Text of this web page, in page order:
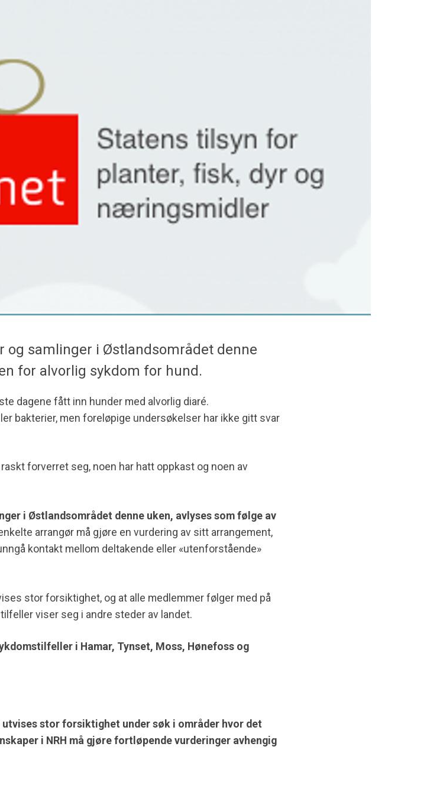
og samlinger i Østlandsområdet denne
for alvorlig sykdom for hund.
dagene fått inn hunder med alvorlig diaré.
bakterier, men foreløpige undersøkelser har ikke gitt svar
forverret seg, noen har hatt oppkast og noen av
i Østlandsområdet denne uken, avlyses som følge av
arrangør må gjøre en vurdering av sitt arrangement,
kontakt mellom deltakende eller «utenforstående»
stor forsiktighet, og at alle medlemmer følger med på
viser seg i andre steder av landet.
i Hamar, Tynset, Moss, Hønefoss og
utvises stor forsiktighet under søk i områder hvor det
i NRH må gjøre fortløpende vurderinger avhengig